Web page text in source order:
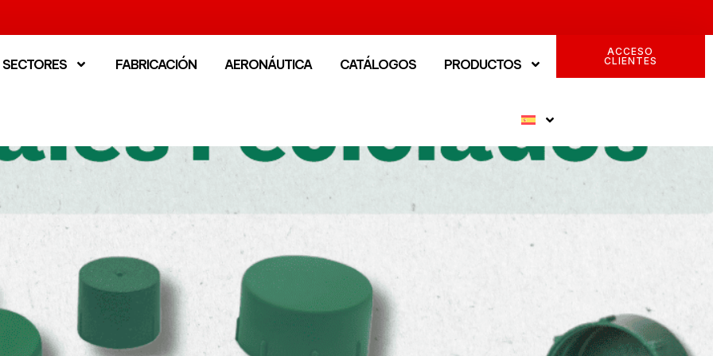
SECTORES FABRICACIÓN AERONÁUTICA CATÁLOGOS PRODUCTOS
ACCESO
CLIENTES